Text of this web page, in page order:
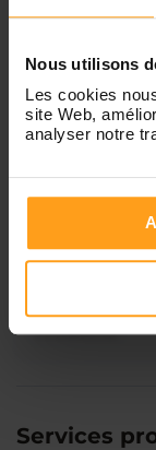
Nous utilisons
Les cookies
site Web,
analyser notre
Mercredi
Jeudi
Vendredi
Samedi
Dimanche
Services